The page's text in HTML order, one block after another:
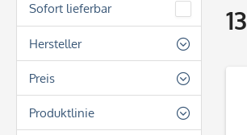
Sofort lieferbar
Hersteller
Colop
Preis
von32,40 €bis96,20 €
Produktlinie
13